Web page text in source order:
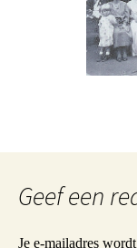
Geef een
Je e-mailadres